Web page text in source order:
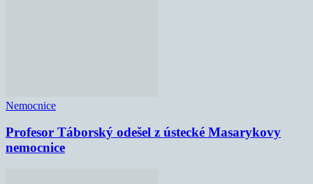
Nemocnice
Profesor Táborský odešel z ústecké Masarykovy
nemocnice